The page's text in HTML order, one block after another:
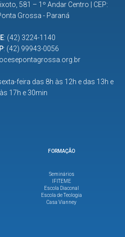
581 – 1º Andar Centro | CEP:
Grossa - Paraná
: (42) 3224-1140
: (42) 99943-0056
feira das 8h às 12h e das 13h e
17h e 30min
FORMAÇÃO
Seminários
IFITEME
Escola Diaconal
Escola de Teologia
Casa Vianney